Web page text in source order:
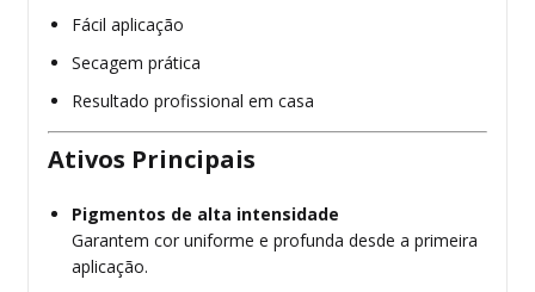
Fácil aplicação
Secagem prática
Resultado profissional em casa
Ativos Principais
Pigmentos de alta intensidade
Garantem cor uniforme e profunda desde a primeira
aplicação.